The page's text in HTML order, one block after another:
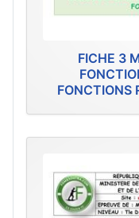
FICHE 3
FONCTIONS